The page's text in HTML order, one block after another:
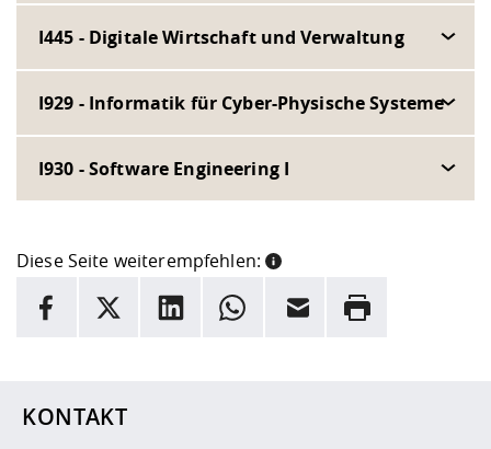
I445 - Digitale Wirtschaft und Verwaltung
I929 - Informatik für Cyber-Physische Systeme
I930 - Software Engineering I
Diese Seite weiterempfehlen:
INFORMATION
Hier stehen weitere Informationen und ein Link zur
Facebook
X LinkedInWhatsappE-Mail Drucken
KONTAKT